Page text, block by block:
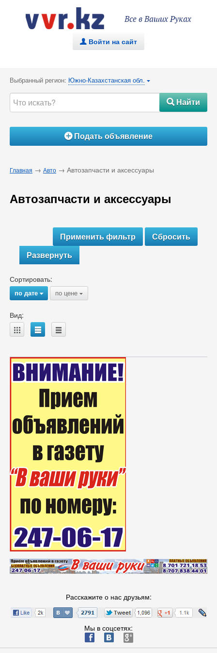
Все в Ваших Руках
. Войти на сайт
Выбранный регион: Южно-Казахстанская обл. {
#Найти
ÁПодать объявление
Главная → Авто → Автозапчасти и аксессуары
Автозапчасти и аксессуары
Развернуть
Сортировать:
по дате{ по цене {
Вид:
A B C
Расскажите о нас друзьям:
Мы в соцсетях:
ä æ è